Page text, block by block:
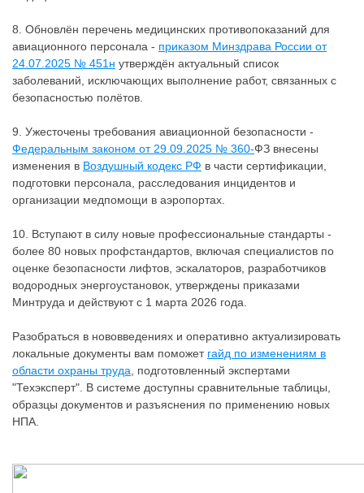
8. Обновлён перечень медицинских противопоказаний для
авиационного персонала - приказом Минздрава России от
24.07.2025 № 451н утверждён актуальный список
заболеваний, исключающих выполнение работ, связанных с
безопасностью полётов.
9. Ужесточены требования авиационной безопасности -
Федеральным законом от 29.09.2025 № 360-ФЗ внесены
изменения в Воздушный кодекс РФ в части сертификации,
подготовки персонала, расследования инцидентов и
организации медпомощи в аэропортах.
10. Вступают в силу новые профессиональные стандарты -
более 80 новых профстандартов, включая специалистов по
оценке безопасности лифтов, эскалаторов, разработчиков
водородных энергоустановок, утверждены приказами
Минтруда и действуют с 1 марта 2026 года.
Разобраться в нововведениях и оперативно актуализировать
локальные документы вам поможет гайд по изменениям в
области охраны труда , подготовленный экспертами
"Техэксперт". В системе доступны сравнительные таблицы,
образцы документов и разъяснения по применению новых
НПА.